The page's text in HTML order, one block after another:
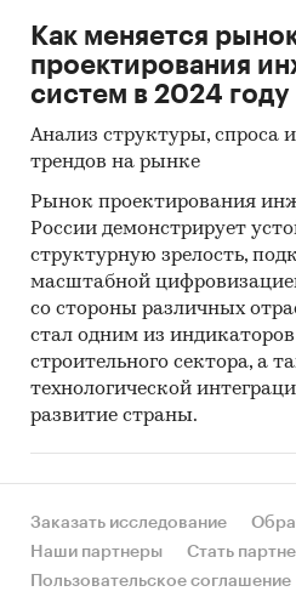
Как меняется
проектирования
систем в 2024 году
Анализ структуры, спроса
трендов на рынке
Рынок проектирования
России демонстрирует
структурную зрелость,
масштабной
со стороны различных
стал одним из
строительного сектора, а
технологической
развитие страны.
Заказать исследование
Наши партнеры
Стать
Пользовательское соглашение